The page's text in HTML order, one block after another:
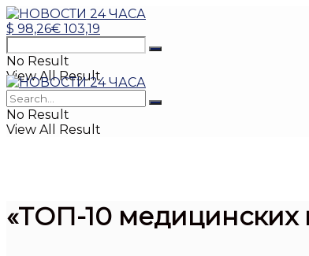
$ 98,26€ 103,19
No Result
View All Result
No Result
View All Result
«ТОП-10 медицинских